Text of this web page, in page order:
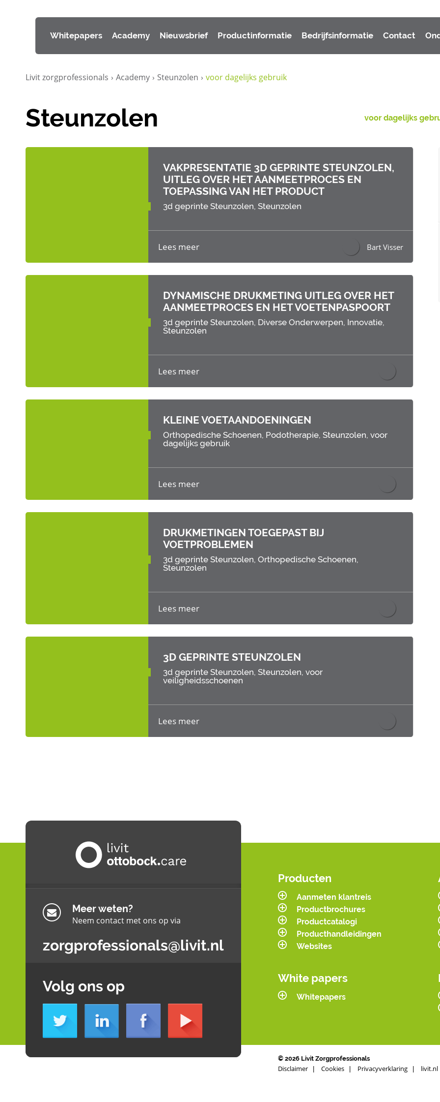
Whitepapers Academy Nieuwsbrief Productinformatie Bedrijfsinformatie Contact
Livit zorgprofessionals › Academy › Steunzolen › voor dagelijks gebruik
Steunzolen voor dagelijks
VAKPRESENTATIE 3D GEPRINTE STEUNZOLEN,
UITLEG OVER HET AANMEETPROCES EN
TOEPASSING VAN HET PRODUCT
3d geprinte Steunzolen, Steunzolen
Lees meer Bart Visser
DYNAMISCHE DRUKMETING UITLEG OVER HET
AANMEETPROCES EN HET VOETENPASPOORT
3d geprinte Steunzolen, Diverse Onderwerpen, Innovatie,
Steunzolen
Lees meer
KLEINE VOETAANDOENINGEN
Orthopedische Schoenen, Podotherapie, Steunzolen, voor
dagelijks gebruik
Lees meer
DRUKMETINGEN TOEGEPAST BIJ
VOETPROBLEMEN
3d geprinte Steunzolen, Orthopedische Schoenen,
Steunzolen
Lees meer
3D GEPRINTE STEUNZOLEN
3d geprinte Steunzolen, Steunzolen, voor
veiligheidsschoenen
Lees meer
Meer weten?
Neem contact met ons op via
zorgprofessionals@livit.nl
Volg ons op
Producten
Aanmeten klantreis
Productbrochures
Productcatalogi
Producthandleidingen
Websites
White papers
Whitepapers
© 2026 Livit Zorgprofessionals
Disclaimer Cookies Privacyverklaring livit.nl